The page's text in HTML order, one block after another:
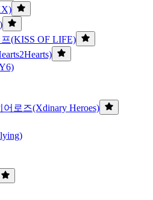
(KISS OF LIFE)
로즈(Xdinary Heroes)